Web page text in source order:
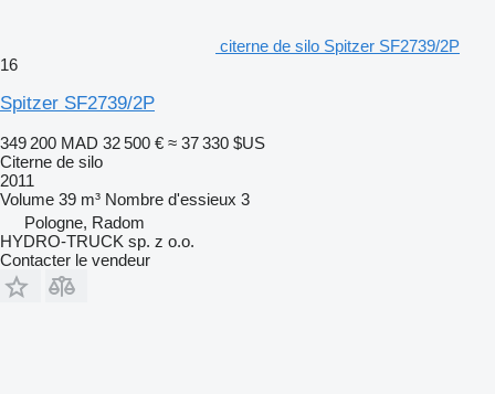
citerne de silo Spitzer SF2739/2P
16
Spitzer SF2739/2P
349 200 MAD 32 500 € ≈ 37 330 $US
Citerne de silo
2011
Volume 39 m³ Nombre d'essieux 3
Pologne, Radom
HYDRO-TRUCK sp. z o.o.
Contacter le vendeur